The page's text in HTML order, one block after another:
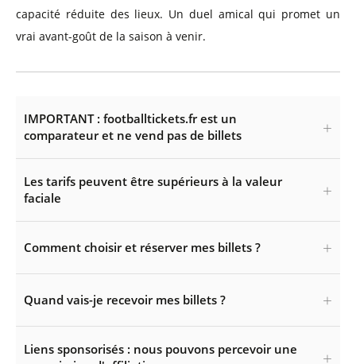
capacité réduite des lieux. Un duel amical qui promet un
vrai avant-goût de la saison à venir.
IMPORTANT : footballtickets.fr est un
comparateur et ne vend pas de billets
Les tarifs peuvent être supérieurs à la valeur
faciale
Comment choisir et réserver mes billets ?
Quand vais-je recevoir mes billets ?
Liens sponsorisés : nous pouvons percevoir une